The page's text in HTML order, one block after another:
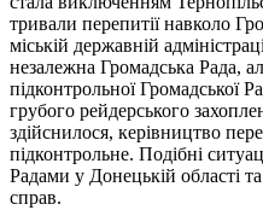
тривали перепитії навколо
міській державній
незалежна Громадська Рада,
підконтрольної Громадської
грубого рейдерського
здійснилося, керівництво
підконтрольне. Подібні
Радами у Донецькій області
справ.